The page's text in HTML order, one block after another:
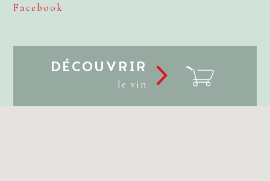
Facebook
DÉCOUVRIR
le vin